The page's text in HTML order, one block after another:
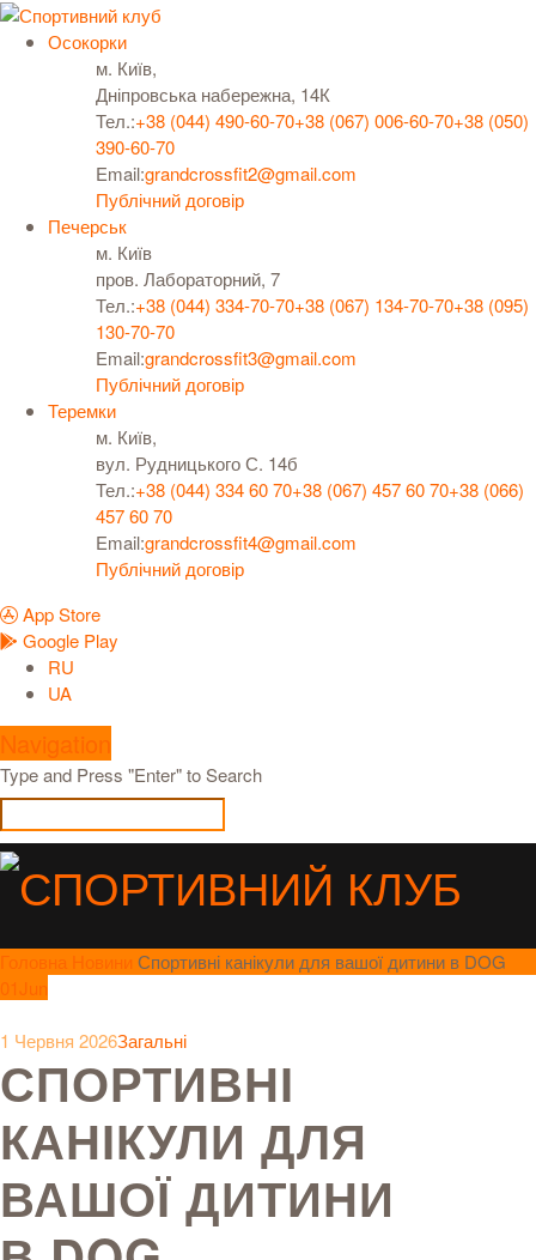
Осокорки
м. Київ,
Дніпровська набережна, 14К
Тел.:+38 (044) 490-60-70+38 (067) 006-60-70+38 (050)
390-60-70
Email:grandcrossfit2@gmail.com
Публічний договір
Печерськ
м. Київ
пров. Лабораторний, 7
Тел.:+38 (044) 334-70-70+38 (067) 134-70-70+38 (095)
130-70-70
Email:grandcrossfit3@gmail.com
Публічний договір
Теремки
м. Київ,
вул. Рудницького С. 14б
Тел.:+38 (044) 334 60 70+38 (067) 457 60 70+38 (066)
457 60 70
Email:grandcrossfit4@gmail.com
Публічний договір
App Store
Google Play
RU
UA
Navigation
Type and Press "Enter" to Search
Головна Новини Спортивні канікули для вашої дитини в DOG
01Jun
1 Червня 2026Загальні
СПОРТИВНІ
КАНІКУЛИ ДЛЯ
ВАШОЇ ДИТИНИ